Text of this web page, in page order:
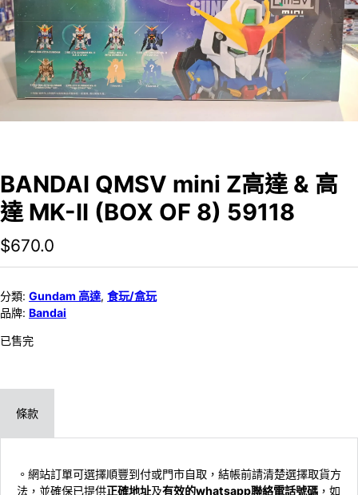
BANDAI QMSV mini Z高達 & 高
達 MK-II (BOX OF 8) 59118
$670.0
分類: Gundam 高達, 食玩/盒玩
品牌: Bandai
已售完
條款
。網站訂單可選擇順豐到付或門市自取，結帳前請清楚選擇取貨方
法，並確保已提供正確地址及有效的whatsapp聯絡電話號碼 ，如